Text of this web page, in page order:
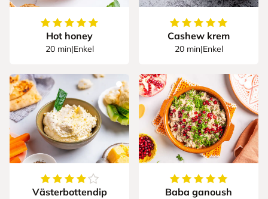
5av5stjerner
Hot honey
20 min|Enkel
5av5stjerner
Cashew krem
20 min|Enkel
4av5stjerner
Västerbottendip
5av5stjerner
Baba ganoush